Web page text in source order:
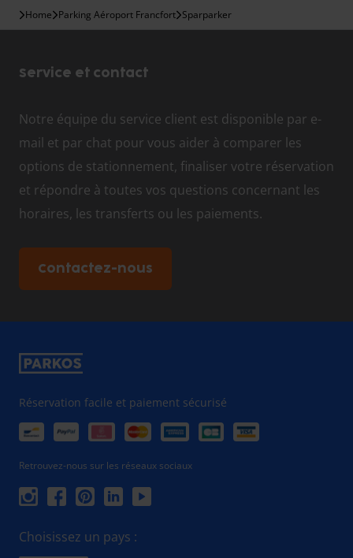
Home Parking Aéroport Francfort Sparparker
Service et contact
Notre équipe du service client est disponible par e-
mail et par chat pour vous aider à comparer les
options de stationnement, finaliser votre réservation
et répondre à toutes vos questions concernant les
horaires, les transferts ou les paiements.
Contactez-nous
Réservation facile et paiement sécurisé
Retrouvez-nous sur les réseaux sociaux
Choisissez un pays :